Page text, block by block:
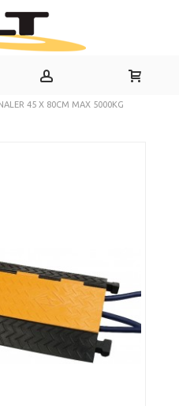
45 X 80CM MAX 5000KG